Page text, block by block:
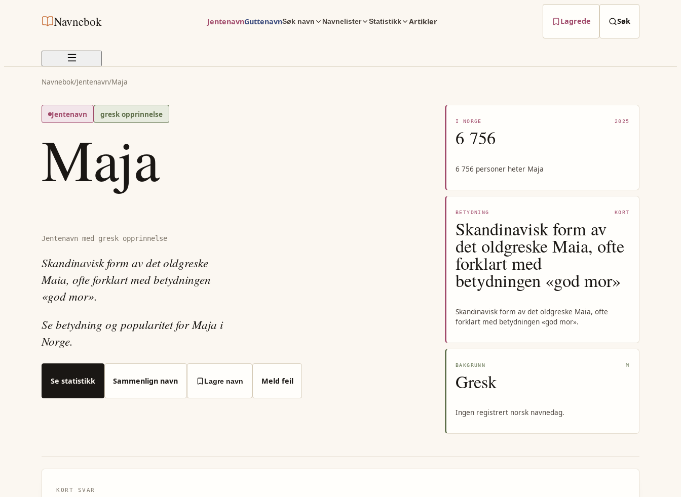
Navnebok JentenavnGuttenavnSøk navn Navnelister Statistikk Artikler Lagrede Søk
Navnebok/Jentenavn/Maja
Jentenavn gresk opprinnelse
Maja
Jentenavn med gresk opprinnelse
Skandinavisk form av det oldgreske
Maia, ofte forklart med betydningen
«god mor».
Se betydning og popularitet for Maja i
Norge.
Se statistikk Sammenlign navn Lagre navn Meld feil
I NORGE 2025
6 756
6 756 personer heter Maja
BETYDNING KORT
Skandinavisk form av
det oldgreske Maia, ofte
forklart med
betydningen «god mor»
Skandinavisk form av det oldgreske Maia, ofte
forklart med betydningen «god mor».
BAKGRUNN M
Gresk
Ingen registrert norsk navnedag.
KORT SVAR